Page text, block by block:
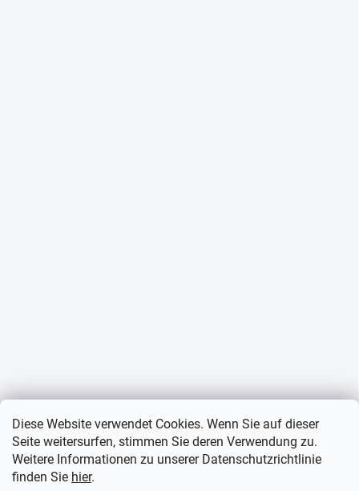
Diese Website verwendet Cookies. Wenn Sie auf dieser
Seite weitersurfen, stimmen Sie deren Verwendung zu.
Weitere Informationen zu unserer Datenschutzrichtlinie
finden Sie hier.